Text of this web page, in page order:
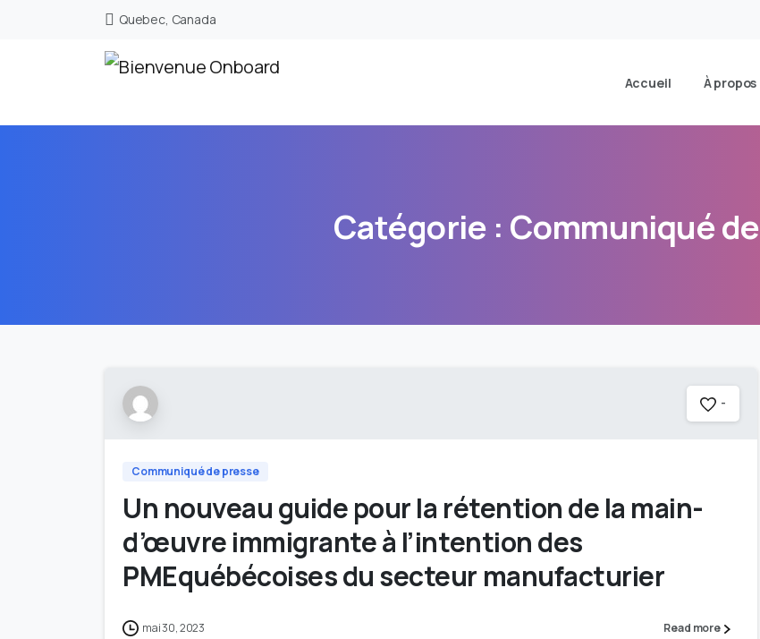
Quebec, Canada
Accueil À propos
Catégorie : Communiquéde
-
Communiqué de presse
Un nouveau guide pour la rétention de la main-
d’œuvre immigrante à l’intention des
PMEquébécoises du secteur manufacturier
mai 30, 2023 Read more